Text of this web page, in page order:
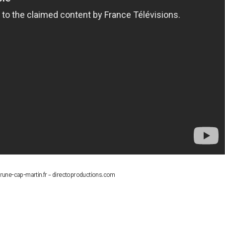
cap-martin.fr – directoproductions.com